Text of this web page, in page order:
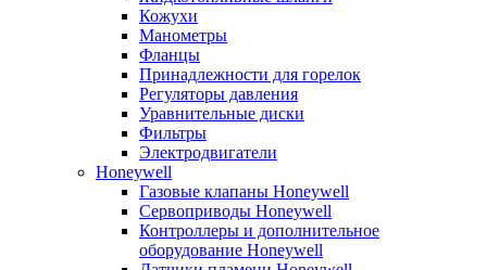
Кожухи
Манометры
Фланцы
Принадлежности для горелок
Регуляторы давления
Уравнительные диски
Фильтры
Электродвигатели
Honeywell
Газовые клапаны Honeywell
Сервоприводы Honeywell
Контроллеры и дополнительное
оборудование Honeywell